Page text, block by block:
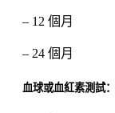
– 12 個月
– 24 個月
血球或血紅素測試：